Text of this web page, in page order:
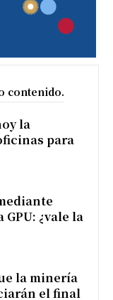
contenido.
la
para
¿vale la
la minería
el final